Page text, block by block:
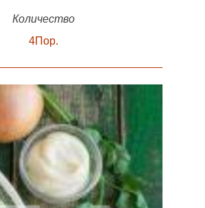
Количество
4Пор.